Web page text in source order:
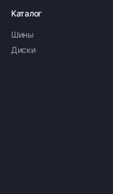
Каталог
Шины
Диски